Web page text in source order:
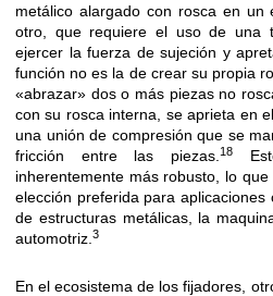
metálico alargado con rosca en
otro, que requiere el uso de una
ejercer la fuerza de sujeción y
función no es la de crear su propia
«abrazar» dos o más piezas no
con su rosca interna, se aprieta en
una unión de compresión que se
fricción entre las piezas. 18
inherentemente más robusto, lo
elección preferida para
de estructuras metálicas, la
automotriz. 3
En el ecosistema de los fijadores,